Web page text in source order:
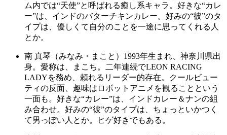
ム内では“天使”と呼ばれる癒し系キャラ。好きな“カレ
ー”は、インドのバターチキンカレー。好みの“彼”のタ
イプは、優しくて自分のことを一途に思ってくれる人
とか。
南 真琴（みなみ・まこと）1993年生まれ、神奈川県出
身。愛称は、まこち。二年連続でLEON RACING
LADYを務め、頼れるリーダー的存在。クールビュー
ティの反面、趣味はロボットアニメを観ることという
一面も。好きな“カレー”は、インドカレー＆ナンの組
み合わせ。好みの“彼”のタイプは、ちょっといかつく
て男っぽい人とか。ヒゲ好きでもある。